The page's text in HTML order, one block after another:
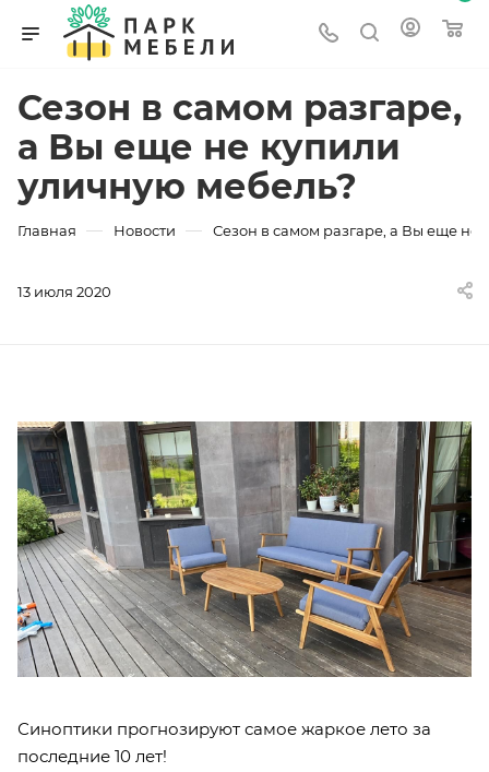
Сезон в самом разгаре,
а Вы еще не купили
уличную мебель?
Главная — Новости — Сезон в самом разгаре, а Вы еще не
13 июля 2020
Синоптики прогнозируют самое жаркое лето за
последние 10 лет!